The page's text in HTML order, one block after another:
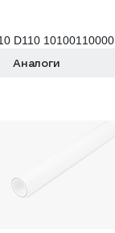
D110 10100110000
Аналоги